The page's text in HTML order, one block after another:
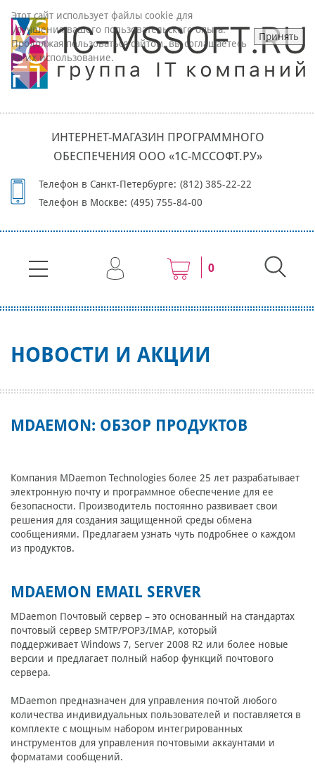
ИНТЕРНЕТ-МАГАЗИН ПРОГРАММНОГО
ОБЕСПЕЧЕНИЯ ООО «1С-МССОФТ.РУ»
Телефон в Санкт-Петербурге: (812) 385-22-22
Телефон в Москве: (495) 755-84-00
0
НОВОСТИ И АКЦИИ
MDAEMON: ОБЗОР ПРОДУКТОВ
Компания MDaemon Technologies более 25 лет разрабатывает
электронную почту и программное обеспечение для ее
безопасности. Производитель постоянно развивает свои
решения для создания защищенной среды обмена
сообщениями. Предлагаем узнать чуть подробнее о каждом
из продуктов.
MDAEMON EMAIL SERVER
MDaemon Почтовый сервер – это основанный на стандартах
почтовый сервер SMTP/POP3/IMAP, который
поддерживает Windows 7, Server 2008 R2 или более новые
версии и предлагает полный набор функций почтового
сервера.
MDaemon предназначен для управления почтой любого
количества индивидуальных пользователей и поставляется в
комплекте с мощным набором интегрированных
инструментов для управления почтовыми аккаунтами и
форматами сообщений.
Этот сайт использует файлы cookie для
улучшения вашего пользовательского опыта.
Продолжая пользоваться сайтом, вы соглашаетесь
на их использование.
Принять